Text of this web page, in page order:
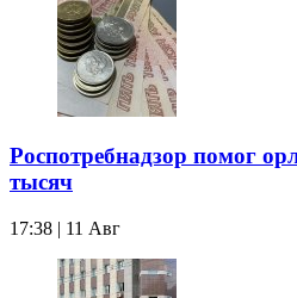
Роспотребнадзор помог
тысяч
17:38 | 11 Авг